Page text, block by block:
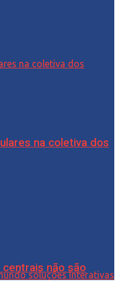
na coletiva dos
não são
soluções Interativas